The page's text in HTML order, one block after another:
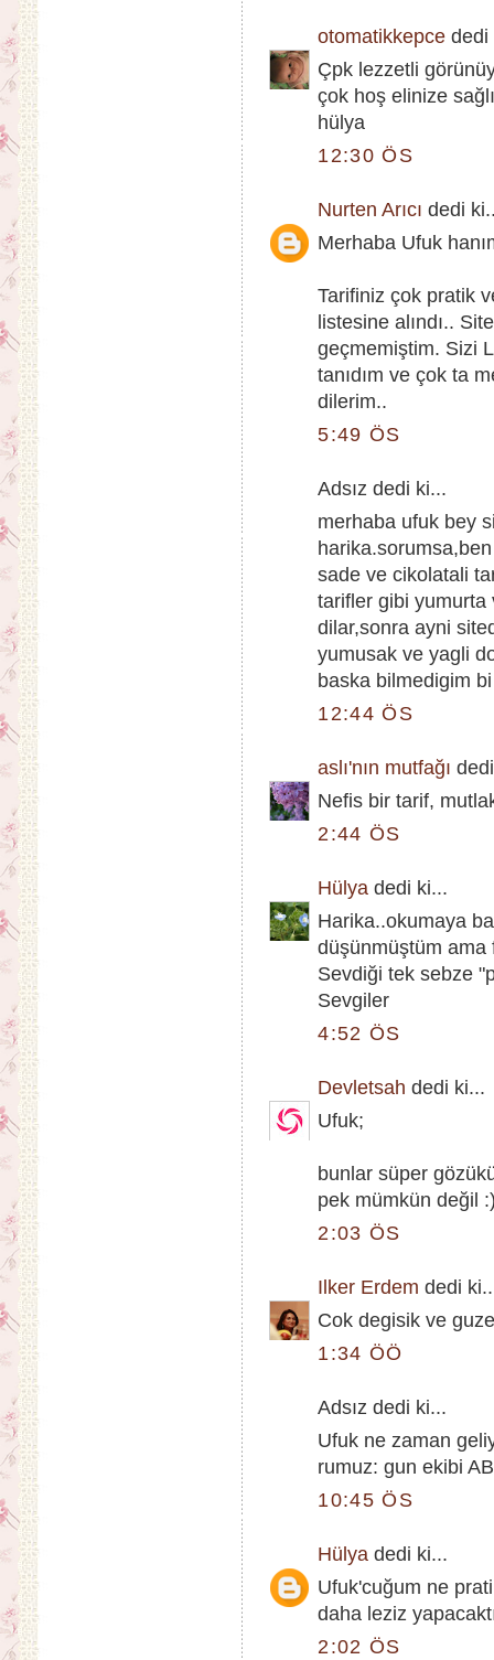
otomatikkepce dedi
Çpk lezzetli
çok hoş elinize
hülya
12:30 ÖS
Nurten Arıcı dedi
Merhaba Ufuk
Tarifiniz çok pratik
listesine alındı..
geçmemiştim. Sizi
tanıdım ve çok ta
dilerim..
5:49 ÖS
Adsız dedi ki...
merhaba ufuk bey
sade ve cikolatali
tarifler gibi
dilar,sonra ayni
yumusak ve yagli
baska bilmedigim
12:44 ÖS
aslı'nın mutfağı
Nefis bir tarif,
2:44 ÖS
Hülya dedi ki...
Harika..okumaya
düşünmüştüm ama
Sevdiği tek sebze
Sevgiler
4:52 ÖS
Devletsah dedi ki...
Ufuk;
bunlar süper
pek mümkün değil
2:03 ÖS
Ilker Erdem dedi
Cok degisik ve
1:34 ÖÖ
Adsız dedi ki...
Ufuk ne zaman
rumuz: gun ekibi
10:45 ÖS
Hülya dedi ki...
Ufuk'cuğum ne
daha leziz
2:02 ÖS